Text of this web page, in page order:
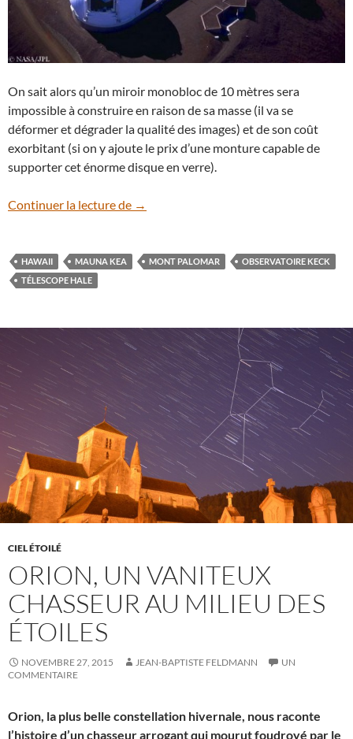
On sait alors qu’un miroir monobloc de 10 mètres sera
impossible à construire en raison de sa masse (il va se
déformer et dégrader la qualité des images) et de son coût
exorbitant (si on y ajoute le prix d’une monture capable de
supporter cet énorme disque en verre).
Continuer la lecture de Sur l’île d’Hawaii, l’Observatoire Keck
→
HAWAII MAUNA KEA MONT PALOMAR
OBSERVATOIRE KECK
TÉLESCOPE HALE
CIEL ÉTOILÉ
ORION, UN VANITEUX
CHASSEUR AU MILIEU DES
ÉTOILES
NOVEMBRE 27, 2015 JEAN-BAPTISTE FELDMANN
UN
COMMENTAIRE
Orion, la plus belle constellation hivernale, nous raconte
l’histoire d’un chasseur arrogant qui mourut foudroyé par le